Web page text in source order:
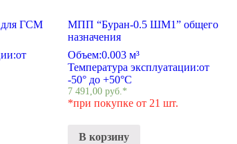
ГСМ
от
МПП “Буран-0.5 ШМ1” общего
назначения
Объем:0.003 м³
Температура эксплуатации:от
-50° до +50°С
7 491,00руб. *
*при покупке от 21 шт.
В корзину